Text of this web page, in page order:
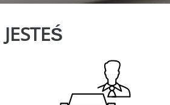
JESTEŚ